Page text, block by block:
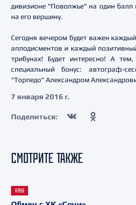
дивизионе "Поволжье" на один балл
на его вершину.
Сегодня вечером будет важен
аплодисментов и каждый
трибунах! Будет интересно! А
специальный бонус: автограф-
"Торпедо" Александром
7 января 2016 г.
Поделиться:
СМОТРИТЕ ТАКЖЕ
КЛУБ